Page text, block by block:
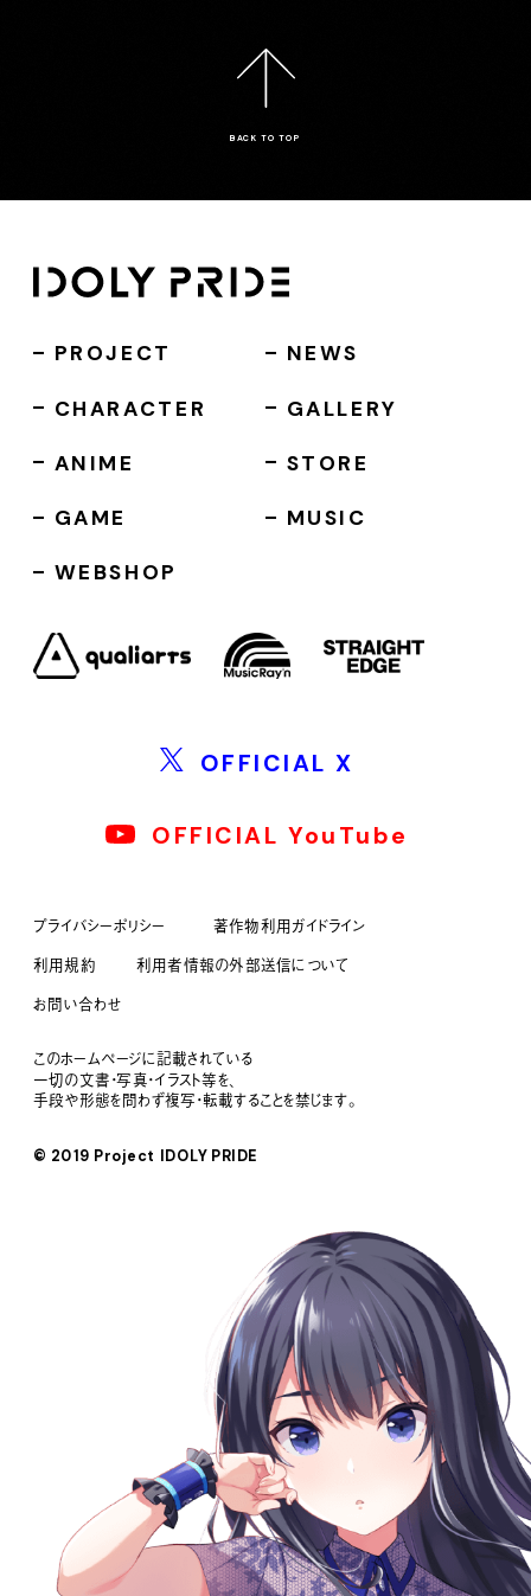
BACK TO TOP
PROJECT
CHARACTER
ANIME
GAME
WEBSHOP
NEWS
GALLERY
STORE
MUSIC
OFFICIAL X
OFFICIAL YouTube
プライバシーポリシー
著作物利用ガイドライン
利用規約
利用者情報の外部送信について
お問い合わせ
このホームページに記載されている
一切の文書・写真・イラスト等を、
手段や形態を問わず複写・転載することを禁じます。
© 2019 Project IDOLY PRIDE